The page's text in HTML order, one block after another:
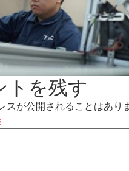
トを残す
スが公開されることはあり